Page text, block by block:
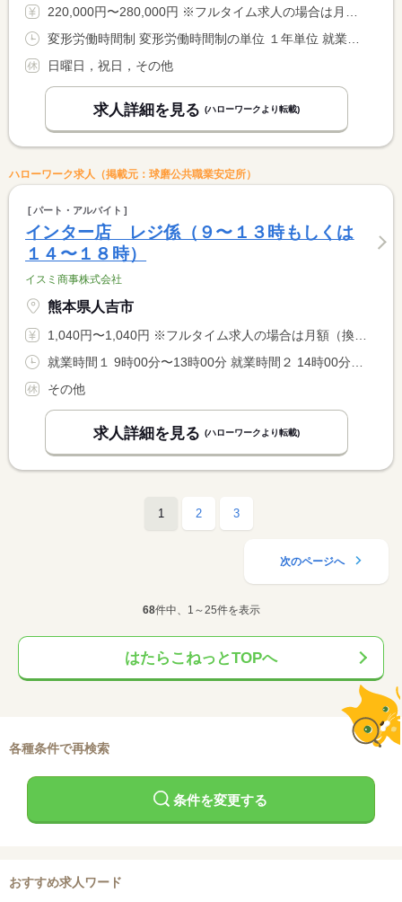
220,000円〜280,000円 ※フルタイム求人の場合は月額（換算額）、パート求人の場合は時間額を表示しています。
変形労働時間制 変形労働時間制の単位 １年単位 就業時間１ 8時00分〜17時00分 就業時間２ 8時30分〜17時30分 就業時間３ 9時00分〜18時00分
日曜日，祝日，その他
求人詳細を見る (ハローワークより転載)
ハローワーク求人（掲載元：球磨公共職業安定所）
パート・アルバイト
インター店 レジ係（９〜１３時もしくは
１４〜１８時）
イスミ商事株式会社
熊本県人吉市
1,040円〜1,040円 ※フルタイム求人の場合は月額（換算額）、パート求人の場合は時間額を表示しています。
就業時間１ 9時00分〜13時00分 就業時間２ 14時00分〜18時00分 就業時間に関する特記事項 ＊労働時間は週２０時間未満で調整します。 <BR> ※月平均労働時間８２時間以内に調整。
その他
求人詳細を見る (ハローワークより転載)
1 2 3
次のページへ
68件中、1～25件を表示
はたらこねっとTOPへ
各種条件で再検索
条件を変更する
おすすめ求人ワード